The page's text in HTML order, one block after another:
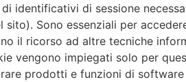
identificativi di sessione
Sono essenziali per
il ricorso ad altre tecniche
vengono impiegati solo per
prodotti e funzioni di